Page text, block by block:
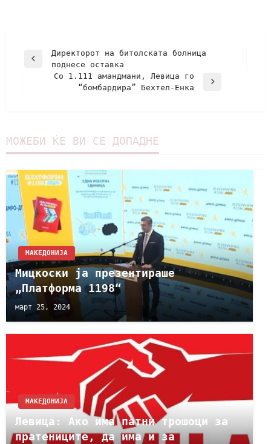
Директорот на битолската болница
поднесе оставка
Со 1.111 амандмани, Левица го
“бомбардира” Бехтел-Енка
МОЖЕБИ ЌЕ ВИ СЕ ДОПАДНЕ
МАКЕДОНИЈА
Мицкоски ја презентираше
„Платформа 1198“
март 25, 2024
МАКЕДОНИЈА
Левица: Ако има патни трошоци за
пратениците, да има и за